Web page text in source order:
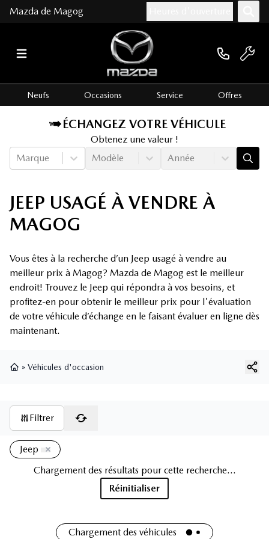
Mazda de Magog
Neufs Occasions Service Offres
ÉCHANGEZ VOTRE VÉHICULE
Obtenez une valeur !
Marque
Modèle Année
JEEP USAGÉ À VENDRE À
MAGOG
Vous êtes à la recherche d’un Jeep usagé à vendre au
meilleur prix à Magog? Mazda de Magog est le meilleur
endroit! Trouvez le Jeep qui répondra à vos besoins, et
profitez-en pour obtenir le meilleur prix pour l'évaluation
de votre véhicule d’échange en le faisant évaluer en ligne dès
maintenant.
» Véhicules d'occasion
Filtrer
Jeep
Chargement des résultats pour cette recherche...
Réinitialiser
Chargement des véhicules